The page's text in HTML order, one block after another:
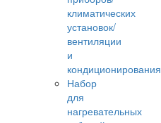
климатических
установок/
вентиляции
и
кондиционирования
Набор
для
нагревательных